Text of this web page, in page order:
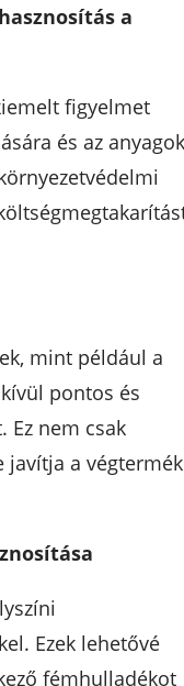
a
figyelmet
és az anyagok
mint például a
pontos és
Ez nem csak
javítja a végtermék
Ezek lehetővé
fémhulladékot